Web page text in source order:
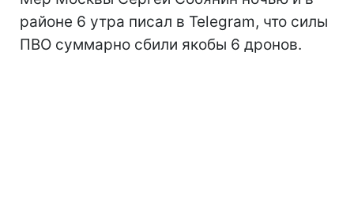
районе 6 утра писал в Telegram, что силы
ПВО суммарно сбили якобы 6 дронов.